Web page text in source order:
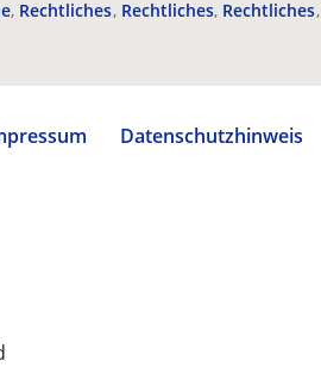
Rechtliches Rechtliches Rechtliches
Datenschutzhinweis